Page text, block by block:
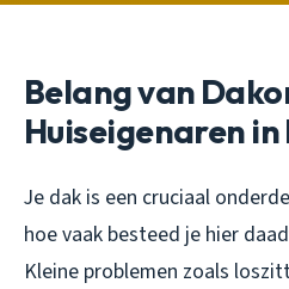
Belang van
Huiseigenaren in
Je dak is een cruciaal
hoe vaak besteed je hier
Kleine problemen zoals